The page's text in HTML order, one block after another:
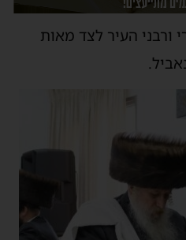
העיר לצד מאות